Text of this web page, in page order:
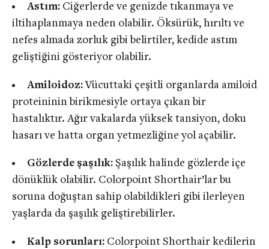
Astım:Ciğerlerde ve genizde tıkanmaya ve
iltihaplanmaya neden olabilir. Öksürük, hırıltı ve
nefes almada zorluk gibi belirtiler, kedide astım
geliştiğini gösteriyor olabilir.
Amiloidoz:Vücuttaki çeşitli organlarda amiloid
proteininin birikmesiyle ortaya çıkan bir
hastalıktır. Ağır vakalarda yüksek tansiyon, doku
hasarı ve hatta organ yetmezliğine yol açabilir.
Gözlerde şaşılık:Şaşılık halinde gözlerde içe
dönüklük olabilir. Colorpoint Shorthair’lar bu
soruna doğuştan sahip olabildikleri gibi ilerleyen
yaşlarda da şaşılık geliştirebilirler.
Kalp sorunları:Colorpoint Shorthair kedilerin